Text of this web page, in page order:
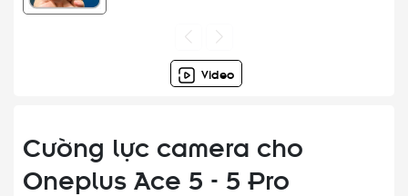
Video
Cường lực camera cho
Oneplus Ace 5 - 5 Pro